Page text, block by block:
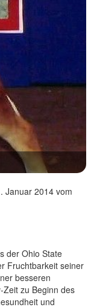
Januar 2014 vom
der Ohio State
Fruchtbarkeit seiner
besseren
zu Beginn des
und